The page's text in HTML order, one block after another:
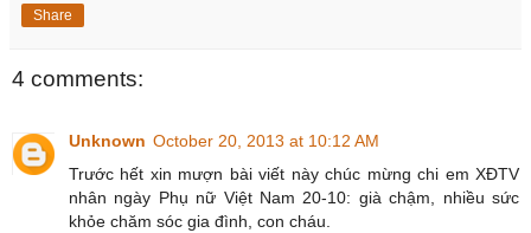
Share
4 comments:
Unknown October 20, 2013 at 10:12 AM
Trước hết xin mượn bài viết này chúc mừng chi em XĐTV
nhân ngày Phụ nữ Việt Nam 20-10: già chậm, nhiều sức
khỏe chăm sóc gia đình, con cháu.